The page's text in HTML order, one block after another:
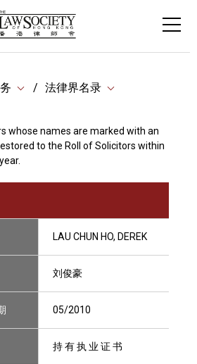
法律界名录
whose names are marked with an
to the Roll of Solicitors within
LAU CHUN HO, DEREK
刘俊豪
05/2010
持 有 执 业 证 书